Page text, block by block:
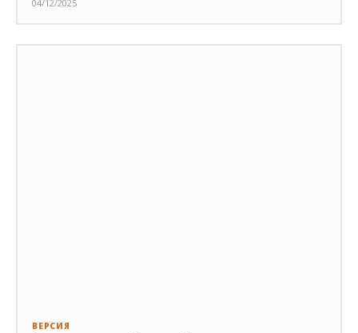
04/12/2025
ВЕРСИЯ